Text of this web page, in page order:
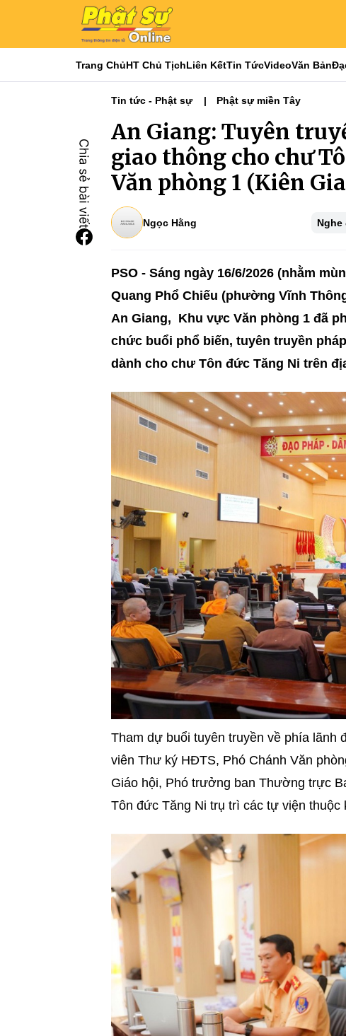
Trang ChủHT Chủ TịchLiên KếtTin TứcVideoVăn Bản
Tin tức - Phật sự Phật sự miền Tây
An Giang: Tuyên
giao thông cho chư
Văn phòng 1 (Kiên
Ngọc Hằng Nghe
PSO - Sáng ngày 16/6/2026 (nhằm
Quang Phổ Chiếu (phường Vĩnh
An Giang, Khu vực Văn phòng 1 đã
chức buổi phổ biến, tuyên truyền
dành cho chư Tôn đức Tăng Ni trên
Tham dự buổi tuyên truyền về phía lãnh
viên Thư ký HĐTS, Phó Chánh Văn
Giáo hội, Phó trưởng ban Thường trực
Tôn đức Tăng Ni trụ trì các tự viện thuộc